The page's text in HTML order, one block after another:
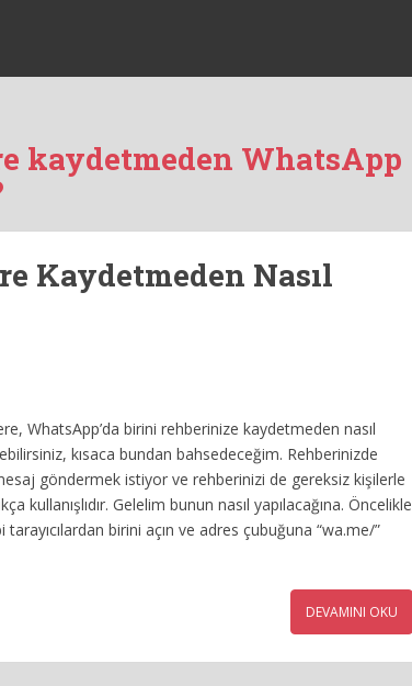
kaydetmeden WhatsApp
Kaydetmeden Nasıl
WhatsApp’da birini rehberinize kaydetmeden nasıl
kısaca bundan bahsedeceğim. Rehberinizde
göndermek istiyor ve rehberinizi de gereksiz kişilerle
kullanışlıdır. Gelelim bunun nasıl yapılacağına. Öncelikle
birini açın ve adres çubuğuna “wa.me/”
DEVAMINI OKU